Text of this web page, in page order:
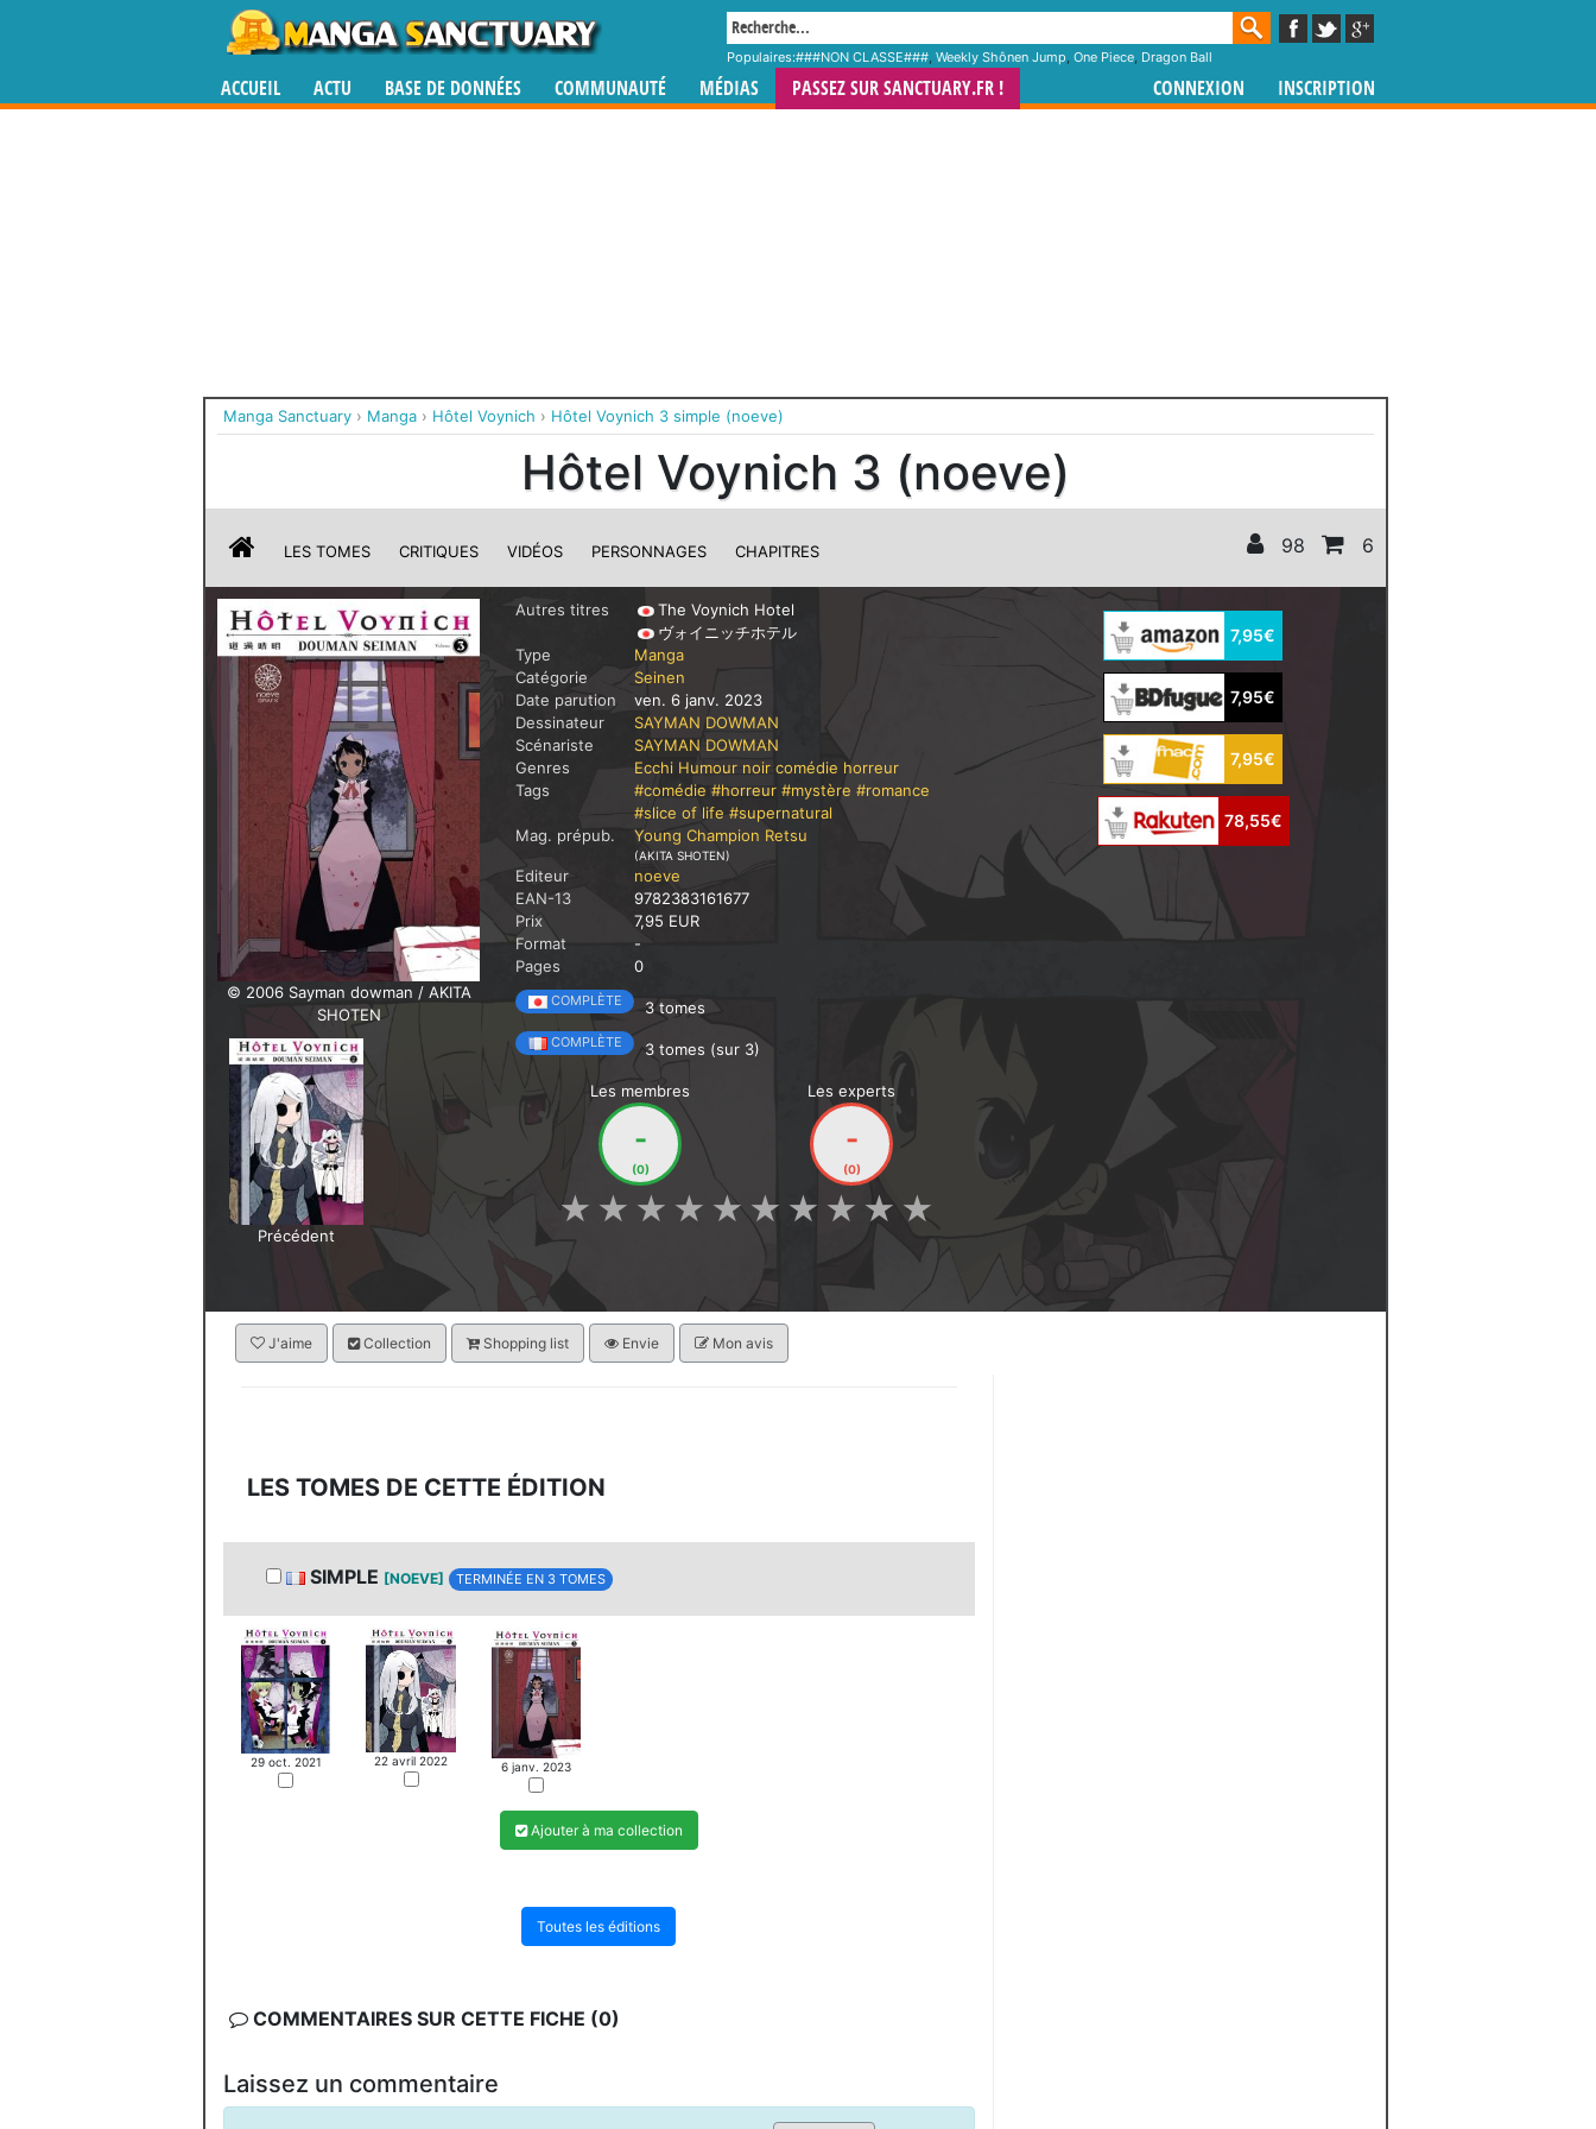
Populaires:###NON CLASSE###, Weekly Shônen Jump, One Piece, Dragon Ball
ACCUEIL ACTU BASE DE DONNÉES COMMUNAUTÉ MÉDIAS PASSEZ SUR SANCTUARY.FR ! CONNEXION INSCRIPTION
Manga Sanctuary › Manga › Hôtel Voynich › Hôtel Voynich 3 simple (noeve)
Hôtel Voynich 3 (noeve)
LES TOMES CRITIQUES VIDÉOS PERSONNAGES CHAPITRES 98 6
© 2006 Sayman dowman / AKITA
SHOTEN
Précédent
Autres titres
The Voynich Hotel
ヴォイニッチホテル
Type
Manga
Catégorie
Seinen
Date parution
ven. 6 janv. 2023
Dessinateur
SAYMAN DOWMAN
Scénariste
SAYMAN DOWMAN
Genres
Ecchi Humour noir comédie horreur
Tags
#comédie #horreur #mystère #romance
#slice of life #supernatural
Mag. prépub.
Young Champion Retsu
(AKITA SHOTEN)
Editeur
noeve
EAN-13
9782383161677
Prix
7,95 EUR
Format
-
Pages
0
COMPLÈTE 3 tomes
COMPLÈTE 3 tomes (sur 3)
Les membres
-
(0)
Les experts
-
(0)
★
★
★
★
★
★
★
★
★
★
7,95€
7,95€
7,95€
78,55€
J'aime Collection Shopping list Envie Mon avis
LES TOMES DE CETTE ÉDITION
SIMPLE [NOEVE] TERMINÉE EN 3 TOMES
29 oct. 2021 22 avril 2022 6 janv. 2023
Ajouter à ma collection
Toutes les éditions
COMMENTAIRES SUR CETTE FICHE (0)
Laissez un commentaire